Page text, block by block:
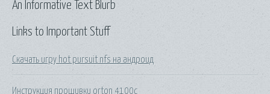
Links to Important Stuff
Скачать игру hot pursuit nfs на андроид
Инструкция прошивки orton 4100c
An Informative Text Blurb